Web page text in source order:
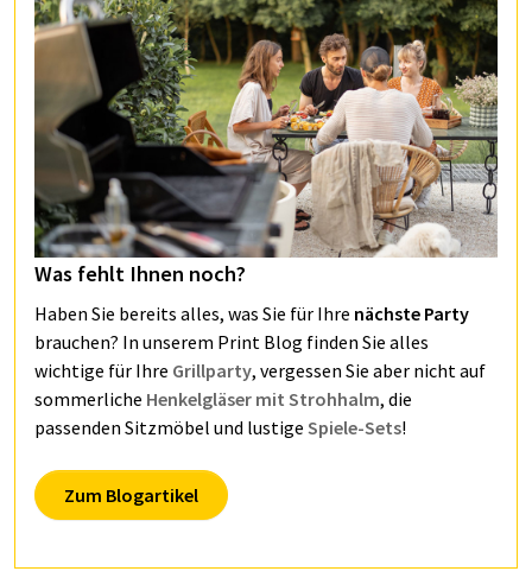
Was fehlt Ihnen noch?
Haben Sie bereits alles, was Sie für Ihre nächste Party
brauchen? In unserem Print Blog finden Sie alles
wichtige für Ihre Grillparty, vergessen Sie aber nicht auf
sommerliche Henkelgläser mit Strohhalm, die
passenden Sitzmöbel und lustige Spiele-Sets!
Zum Blogartikel